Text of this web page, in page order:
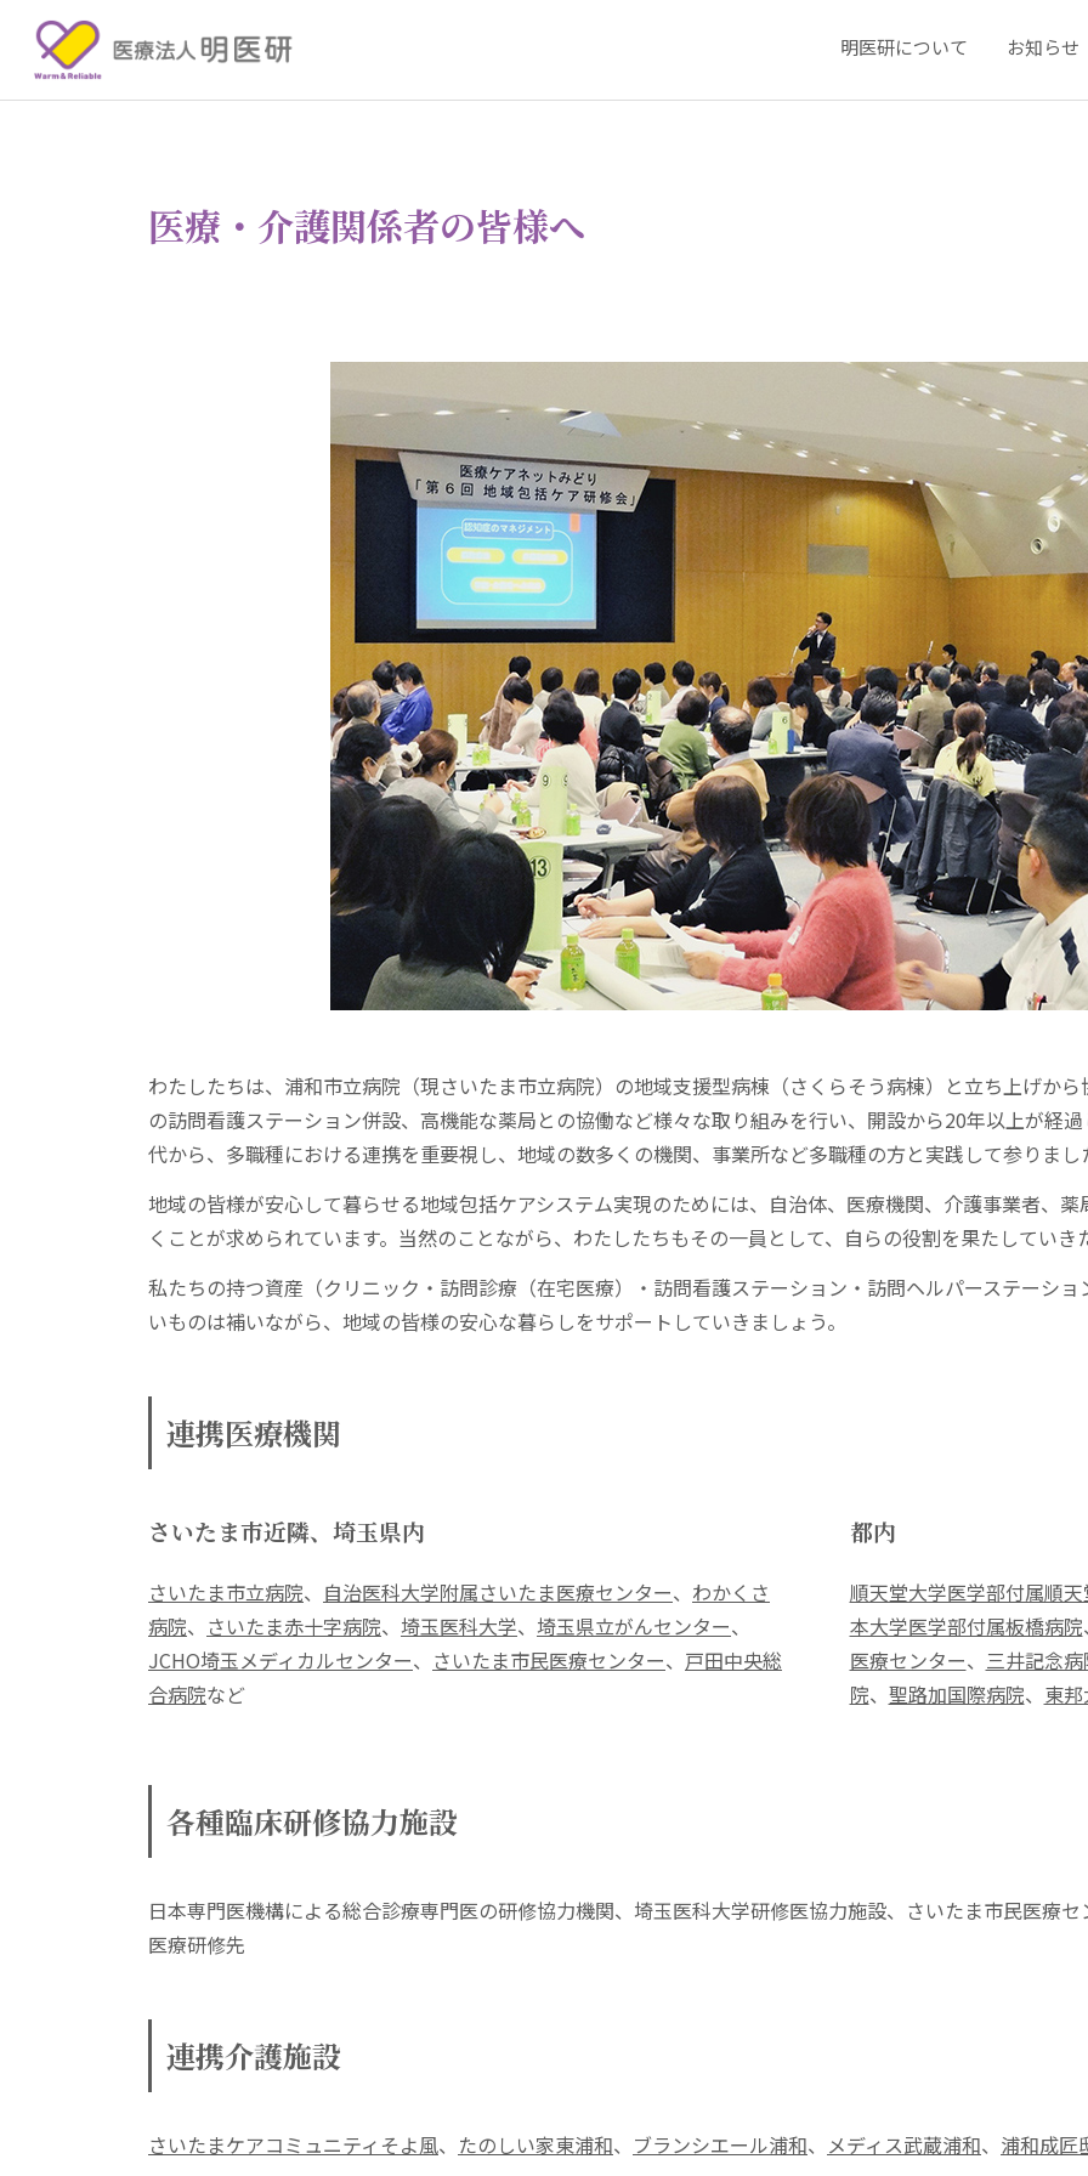
明医研について お知らせ
医療・介護関係者の皆様へ
わたしたちは、浦和市立病院（現さいたま市立病院）の地域支援型病棟（さくらそう病棟）と立ち上げか
の訪問看護ステーション併設、高機能な薬局との協働など様々な取り組みを行い、開設から20年以上が経
代から、多職種における連携を重要視し、地域の数多くの機関、事業所など多職種の方と実践して参りまし
地域の皆様が安心して暮らせる地域包括ケアシステム実現のためには、自治体、医療機関、介護事業者、
くことが求められています。当然のことながら、わたしたちもその一員として、自らの役割を果たしていき
私たちの持つ資産（クリニック・訪問診療（在宅医療）・訪問看護ステーション・訪問ヘルパーステーシ
いものは補いながら、地域の皆様の安心な暮らしをサポートしていきましょう。
連携医療機関
さいたま市近隣、埼玉県内
さいたま市立病院、 自治医科大学附属さいたま医療センター、 わかくさ
病院、 さいたま赤十字病院、 埼玉医科大学、 埼玉県立がんセンター、
JCHO埼玉メディカルセンター、 さいたま市民医療センター、 戸田中央総
合病院など
都内
順天堂大学医学部付属順
本大学医学部付属板橋病院
医療センター、 三井記念病
院、 聖路加国際病院、 東
各種臨床研修協力施設
日本専門医機構による総合診療専門医の研修協力機関、埼玉医科大学研修医協力施設、さいたま市民医療
医療研修先
連携介護施設
さいたまケアコミュニティそよ風、 たのしい家東浦和、 ブランシエール浦和、 メディス武蔵浦和、 浦和成匠